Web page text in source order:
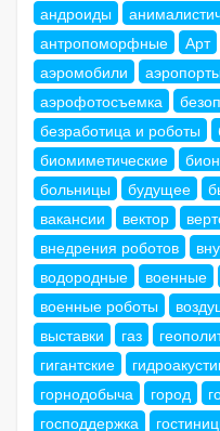
андроиды
антропоморфные
Арт
аэромобили
аэрофотосъемка
безработица и роботы
биомиметические
больницы
будущее
вакансии
вектор
внедрения роботов
водородные
военные
военные роботы
выставки
газ
гигантские
горнодобыча
город
господдержка